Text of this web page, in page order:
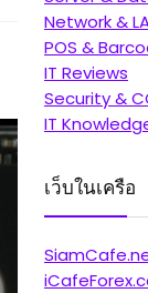
Network &
POS &
IT Reviews
Security &
IT
เว็บในเครือ